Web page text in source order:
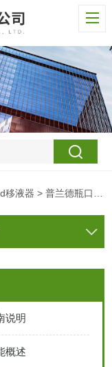
移液器 > 普兰德瓶口分液器
说明
概述